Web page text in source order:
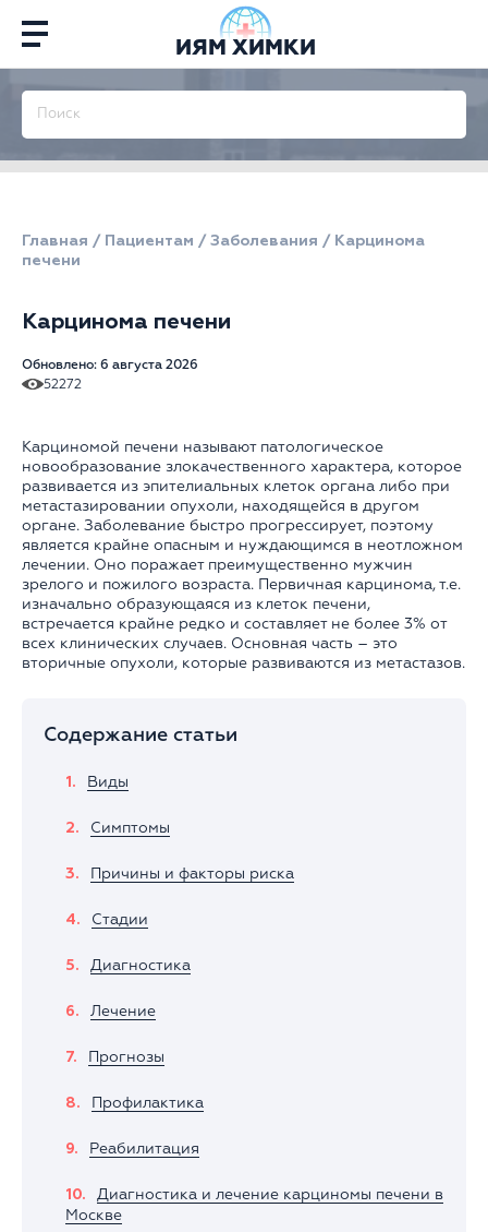
ИЯМ ХИМКИ
Главная / Пациентам / Заболевания / Карцинома
печени
Карцинома печени
Обновлено: 6 августа 2026
52272
Карциномой печени называют патологическое
новообразование злокачественного характера, которое
развивается из эпителиальных клеток органа либо при
метастазировании опухоли, находящейся в другом
органе. Заболевание быстро прогрессирует, поэтому
является крайне опасным и нуждающимся в неотложном
лечении. Оно поражает преимущественно мужчин
зрелого и пожилого возраста. Первичная карцинома, т.е.
изначально образующаяся из клеток печени,
встречается крайне редко и составляет не более 3% от
всех клинических случаев. Основная часть – это
вторичные опухоли, которые развиваются из метастазов.
Содержание статьи
Виды
Симптомы
Причины и факторы риска
Стадии
Диагностика
Лечение
Прогнозы
Профилактика
Реабилитация
Диагностика и лечение карциномы печени в
Москве